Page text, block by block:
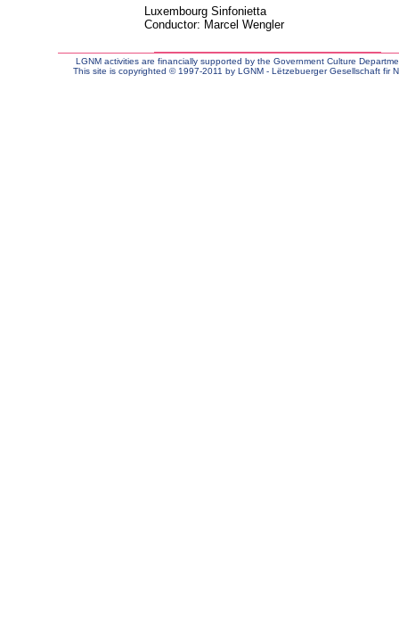
Luxembourg Sinfonietta
Conductor: Marcel Wengler
LGNM activities are financially supported by the Government Culture
This site is copyrighted © 1997-2011 by LGNM - Lëtzebuerger Gesellschaft fir